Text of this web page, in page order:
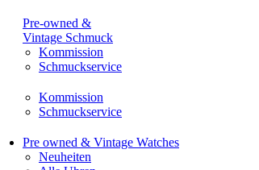
Pre-owned &
Vintage Schmuck
Kommission
Schmuckservice
Kommission
Schmuckservice
Pre owned & Vintage Watches
Neuheiten